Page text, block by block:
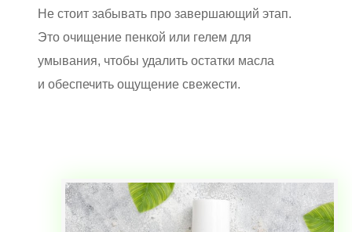
Не стоит забывать про завершающий этап.
Это очищение пенкой или гелем для
умывания, чтобы удалить остатки масла
и обеспечить ощущение свежести.